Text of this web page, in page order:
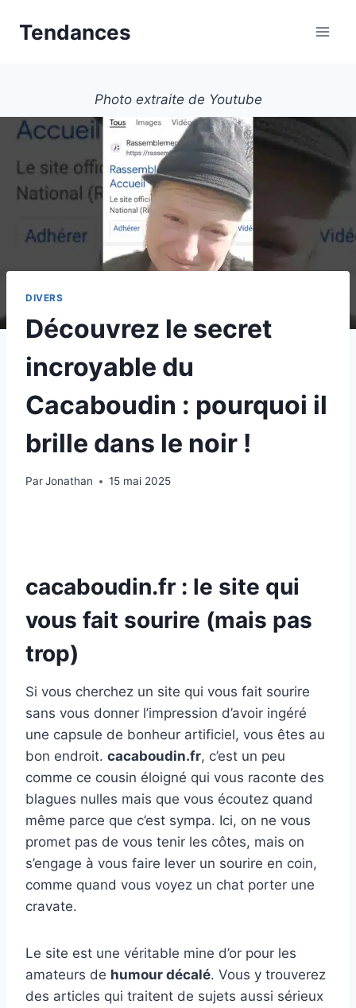
Tendances
Photo extraite de Youtube
DIVERS
Découvrez le secret
incroyable du
Cacaboudin : pourquoi il
brille dans le noir !
ParJonathan 15 mai 2025
cacaboudin.fr : le site qui
vous fait sourire (mais pas
trop)
Si vous cherchez un site qui vous fait sourire
sans vous donner l’impression d’avoir ingéré
une capsule de bonheur artificiel, vous êtes au
bon endroit. cacaboudin.fr, c’est un peu
comme ce cousin éloigné qui vous raconte des
blagues nulles mais que vous écoutez quand
même parce que c’est sympa. Ici, on ne vous
promet pas de vous tenir les côtes, mais on
s’engage à vous faire lever un sourire en coin,
comme quand vous voyez un chat porter une
cravate.
Le site est une véritable mine d’or pour les
amateurs de humour décalé. Vous y trouverez
des articles qui traitent de sujets aussi sérieux